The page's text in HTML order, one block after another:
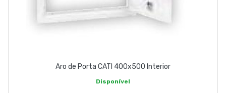
Aro de Porta CATI 400x500 Interior
Disponível